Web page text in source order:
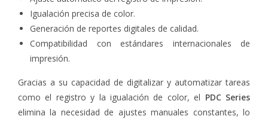
Igualación precisa de color.
Generación de reportes digitales de calidad.
Compatibilidad con estándares internacionales de
impresión.
Gracias a su capacidad de digitalizar y automatizar tareas
como el registro y la igualación de color, el PDC Series
elimina la necesidad de ajustes manuales constantes, lo